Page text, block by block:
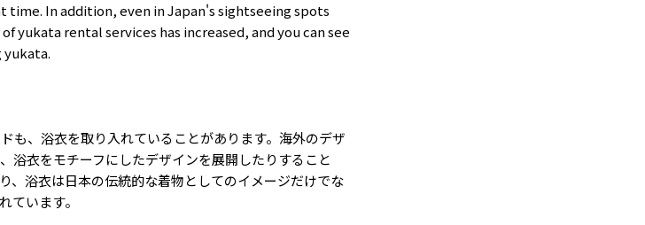
time. In addition, even in Japan's sightseeing spots
yukata rental services has increased, and you can see
も、浴衣を取り入れていることがあります。海外のデザ
浴衣をモチーフにしたデザインを展開したりすること
、浴衣は日本の伝統的な着物としてのイメージだけでな
ています。